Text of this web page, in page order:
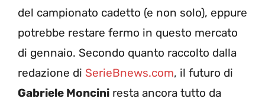
del campionato cadetto (e non solo), eppure
potrebbe restare fermo in questo mercato
di gennaio. Secondo quanto raccolto dalla
redazione di SerieBnews.com, il futuro di
Gabriele Moncini resta ancora tutto da